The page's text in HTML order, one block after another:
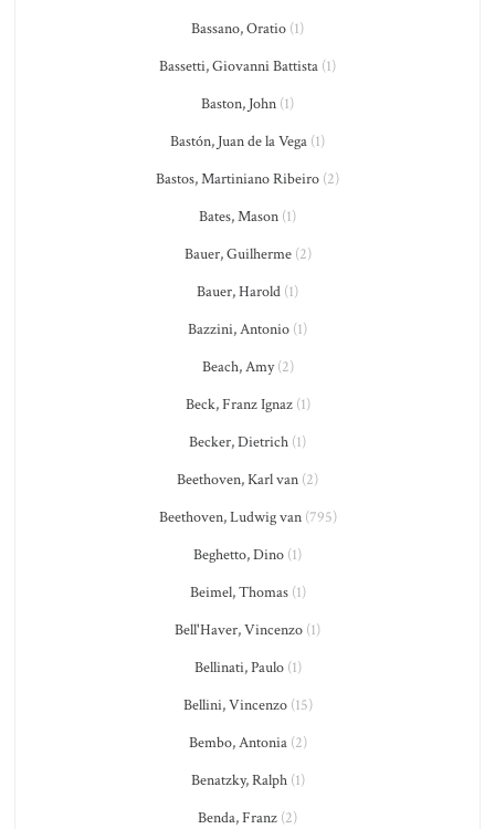
Bassano, Oratio (1)
Bassetti, Giovanni Battista (1)
Baston, John (1)
Bastón, Juan de la Vega (1)
Bastos, Martiniano Ribeiro (2)
Bates, Mason (1)
Bauer, Guilherme(2)
Bauer, Harold (1)
Bazzini, Antonio (1)
Beach, Amy(2)
Beck, Franz Ignaz(1)
Becker, Dietrich (1)
Beethoven, Karl van (2)
Beethoven, Ludwig van(795)
Beghetto, Dino (1)
Beimel, Thomas(1)
Bell'Haver, Vincenzo (1)
Bellinati, Paulo(1)
Bellini, Vincenzo(15)
Bembo, Antonia(2)
Benatzky, Ralph(1)
Benda, Franz (2)